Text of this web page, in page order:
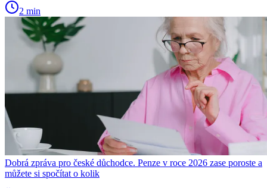
2 min
Dobrá zpráva pro české důchodce. Penze v roce 2026 zase poroste a
můžete si spočítat o kolik